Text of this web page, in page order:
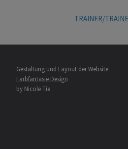
TRAINER/
Gestaltung und Layout der Website
Farbfantasie Design
by Nicole Tie